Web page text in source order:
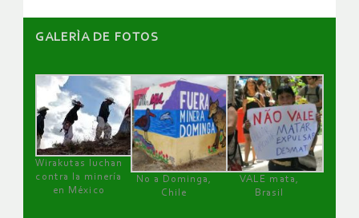
GALERÌA DE FOTOS
Wirakutas luchan
contra la minería
en México
No a Dominga,
Chile
VALE mata,
Brasil